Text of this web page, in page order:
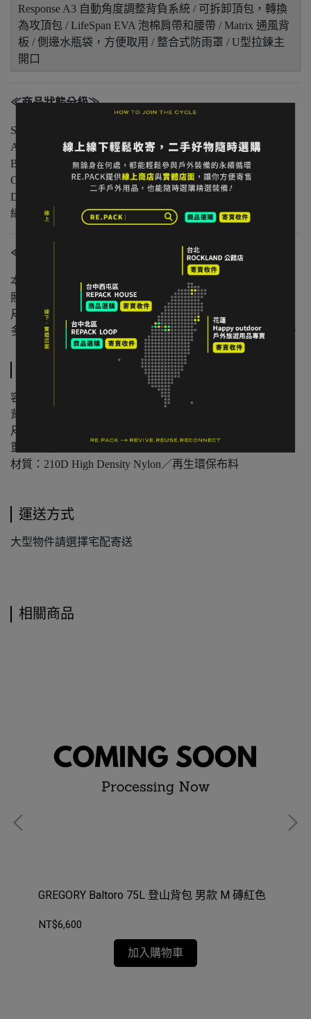
Response A3 自動角度調整背負系統 / 可拆卸頂包，轉換
為攻頂包 / LifeSpan EVA 泡棉肩帶和腰帶 / Matrix 通風背
板 / 側邊水瓶袋，方便取用 / 整合式防雨罩 / U型拉鍊主
開口
≪商品狀態分級≫
S 級｜全新未使用
A 級｜輕微著用痕跡，無明顯損傷
B 級｜中度著用痕跡，功能正常
C 級｜明顯使用痕跡或外觀瑕疵但功能無虞
D 級｜重度使用 / 長期未使用 / 影響主要功能的瑕疵，請仔
細評估商品狀況
≪注意事項≫
本店與實體店同步販售，庫存可能有時間差。
照片已盡量呈現實色，螢幕設定不同可能略有差異。
尺寸為人工測量，可能有些微誤差。
多件不同門市商品將併單出貨，出貨時間可能延後 1–2 日。
容量：65 公升
背長 / 尺碼：M碼，適合 46 - 51 cm
尺寸：約 高 76 x 寬 33 x 深 33 公分
重量：約 2.59 公斤
材質：210D High Density Nylon／再生環保布料
運送方式
大型物件請選擇宅配寄送
相關商品
GREGORY Baltoro 75L 登山背包 男款 M 磚紅色
NT$6,600
加入購物車